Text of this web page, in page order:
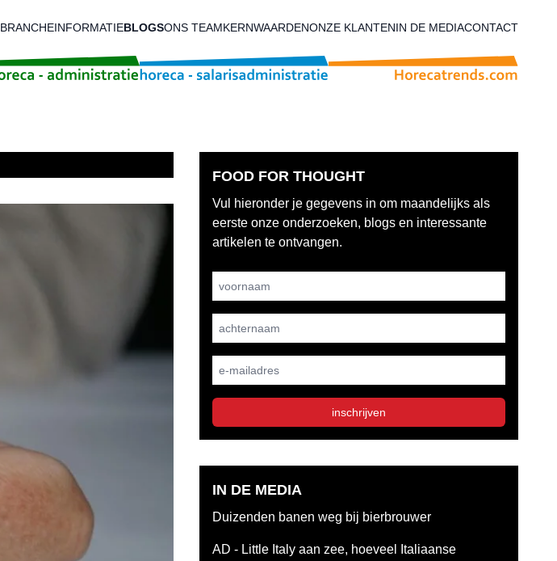
BRANCHEINFORMATIEBLOGSONS TEAMKERNWAARDENONZE KLANTENIN DE MEDIACONTACT
FOOD FOR THOUGHT
Vul hieronder je gegevens in om maandelijks als
eerste onze onderzoeken, blogs en interessante
artikelen te ontvangen.
achternaam
E-mailadres
inschrijven
IN DE MEDIA
Duizenden banen weg bij bierbrouwer
AD - Little Italy aan zee, hoeveel Italiaanse